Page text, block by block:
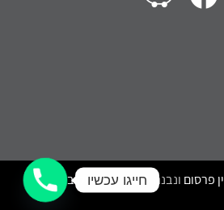
פרסום ונבנה ע"ידניאל משקוב
חייגו עכשיו